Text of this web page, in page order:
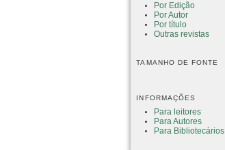
Por Edição
Por Autor
Por título
Outras revistas
TAMANHO DE FONTE
INFORMAÇÕES
Para leitores
Para Autores
Para Bibliotecários